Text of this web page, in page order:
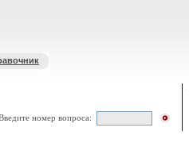
номер вопроса: